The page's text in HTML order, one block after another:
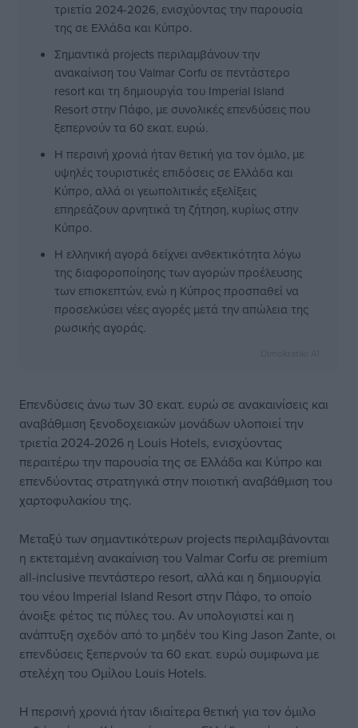
τριετία 2024-2026, ενισχύοντας την παρουσία
της σε Ελλάδα και Κύπρο.
Σημαντικά projects περιλαμβάνουν την
ανακαίνιση του Valmar Corfu σε πεντάστερο
resort και τη δημιουργία του Imperial Island
Resort στην Πάφο, με συνολικές επενδύσεις που
ξεπερνούν τα 60 εκατ. ευρώ.
Η περσινή χρονιά ήταν θετική για τον όμιλο, με
υψηλές τουριστικές επιδόσεις σε Ελλάδα και
Κύπρο, αλλά οι γεωπολιτικές εξελίξεις
επηρεάζουν αρνητικά τη ζήτηση, κυρίως στην
Κύπρο.
Η ελληνική αγορά δείχνει ανθεκτικότητα λόγω
της διαφοροποίησης των αγορών προέλευσης
των επισκεπτών, ενώ η Κύπρος προσπαθεί να
προσελκύσει νέες αγορές μετά την απώλεια της
ρωσικής αγοράς.
Επενδύσεις άνω των 30 εκατ. ευρώ σε ανακαινίσεις και
αναβάθμιση ξενοδοχειακών μονάδων υλοποιεί την
τριετία 2024-2026 η Louis Hotels, ενισχύοντας
περαιτέρω την παρουσία της σε Ελλάδα και Κύπρο και
επενδύοντας στρατηγικά στην ποιοτική αναβάθμιση του
χαρτοφυλακίου της.
Μεταξύ των σημαντικότερων projects περιλαμβάνονται
η εκτεταμένη ανακαίνιση του Valmar Corfu σε premium
all-inclusive πεντάστερο resort, αλλά και η δημιουργία
του νέου Imperial Island Resort στην Πάφο, το οποίο
άνοιξε φέτος τις πύλες του. Αν υπολογιστεί και η
ανάπτυξη σχεδόν από το μηδέν του King Jason Zante, οι
επενδύσεις ξεπερνούν τα 60 εκατ. ευρώ συμφωνα με
στελέχη του Ομίλου Louis Hotels.
Η περσινή χρονιά ήταν ιδιαίτερα θετική για τον όμιλο